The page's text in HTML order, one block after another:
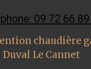
09 72 66
chaudière
Duval Le Cannet